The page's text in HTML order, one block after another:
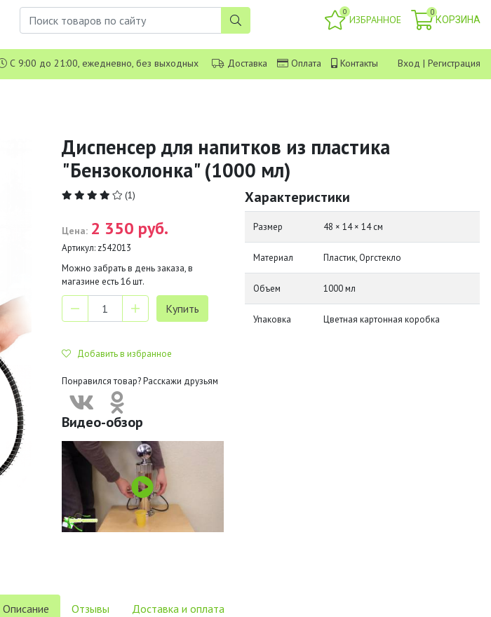
0
ИЗБРАННОЕ
0
КОРЗИНА
С 9:00 до 21:00, ежедневно, без выходных Доставка Оплата Контакты Вход | Регистрация
Диспенсер для напитков из пластика
"Бензоколонка" (1000 мл)
(1)
Цена: 2 350 руб.
Артикул: z542013
Можно забрать в день заказа, в
магазине есть16шт.
Добавить в избранное
Понравился товар? Расскажи друзьям
Видео-обзор
Характеристики
Размер 48 × 14 × 14 см
Материал Пластик, Оргстекло
Объем 1000 мл
Упаковка Цветная картонная коробка
Описание Отзывы Доставка и оплата